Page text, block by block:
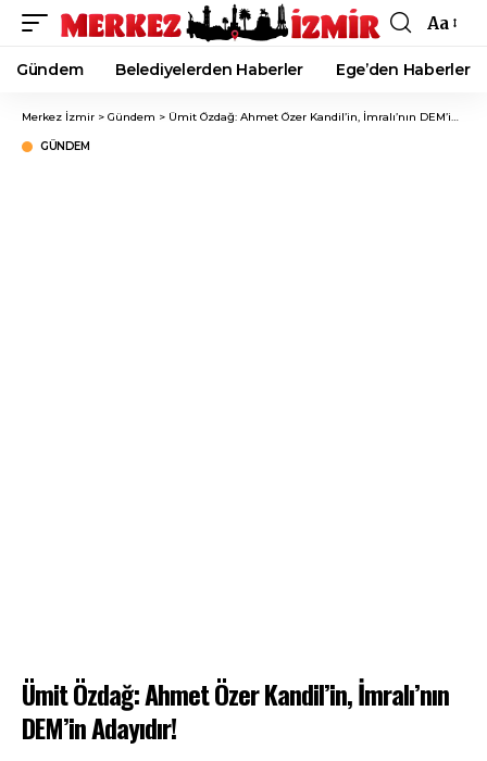
Font
Resizer
Aa
Gündem Belediyelerden Haberler Ege’den Haberler
Merkez İzmir > Gündem > Ümit Özdağ: Ahmet Özer Kandil’in, İmralı’nın DEM’in Adayıdır!
GÜNDEM
Ümit Özdağ: Ahmet Özer Kandil’in, İmralı’nın
DEM’in Adayıdır!